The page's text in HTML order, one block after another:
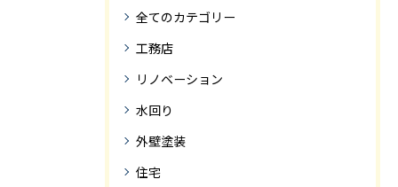
全てのカテゴリー
工務店
リノベーション
水回り
外壁塗装
住宅